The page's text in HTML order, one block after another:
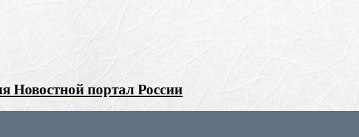
Новостной портал России